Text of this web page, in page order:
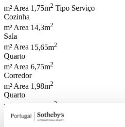
m² Area 1,75m2 Tipo Serviço
Cozinha
m² Area 14,3m2
Sala
m² Area 15,65m2
Quarto
m² Area 6,75m2
Corredor
m² Area 1,98m2
Quarto
m² Area
2
W.C.
2